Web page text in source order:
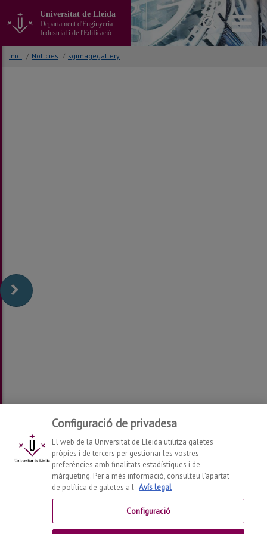
contingut
Universitat de Lleida
Departament d'Enginyeria
Industrial i de l'Edificació
Inici / Notícies / sgimagegallery
Departament d'Enginyeria Industrial i de l'Edificació
Configuració de privadesa
El web de la Universitat de Lleida utilitza galetes
pròpies i de tercers per gestionar les vostres
preferències amb finalitats estadístiques i de
màrqueting. Per a més informació, consulteu l’apartat
de política de galetes a l' Avís legal
Configuració